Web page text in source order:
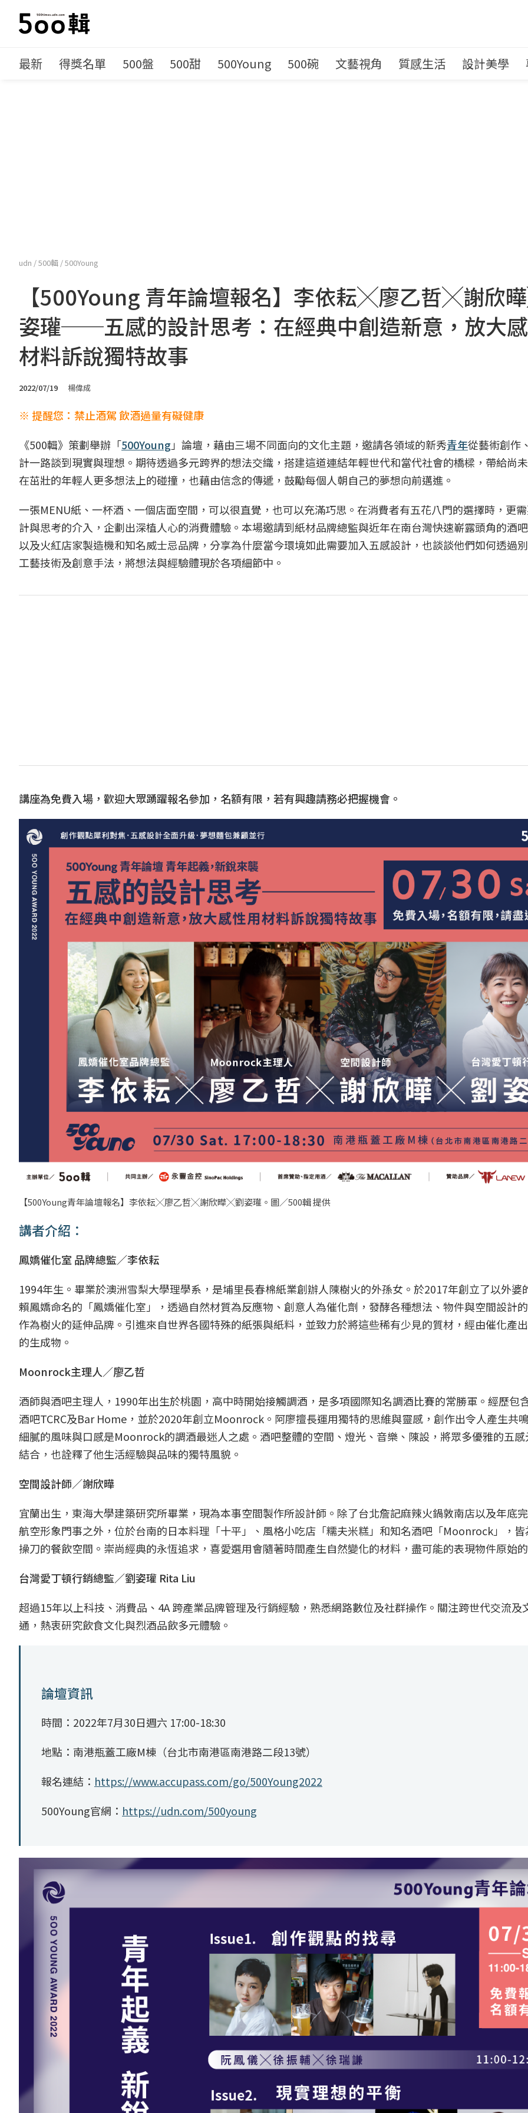
最新 得獎名單 500盤 500甜 500Young 500碗 文藝視角 質感生活 設計美學
udn /500輯 /500Young
【500Young 青年論壇報名】李依耘╳廖乙哲╳謝欣
姿瓘──五感的設計思考：在經典中創造新意，放大
材料訴說獨特故事
2022/07/19 楊偉成
※ 提醒您：禁止酒駕 飲酒過量有礙健康
《500輯》策劃舉辦「500Young」論壇，藉由三場不同面向的文化主題，邀請各領域的新秀青年從藝術創作
計一路談到現實與理想。期待透過多元跨界的想法交織，搭建這道連結年輕世代和當代社會的橋樑，帶給尚
在茁壯的年輕人更多想法上的碰撞，也藉由信念的傳遞，鼓勵每個人朝自己的夢想向前邁進。
一張MENU紙、一杯酒、一個店面空間，可以很直覺，也可以充滿巧思。在消費者有五花八門的選擇時，更
計與思考的介入，企劃出深植人心的消費體驗。本場邀請到紙材品牌總監與近年在南台灣快速嶄露頭角的酒
以及火紅店家製造機和知名威士忌品牌，分享為什麼當今環境如此需要加入五感設計，也談談他們如何透過
工藝技術及創意手法，將想法與經驗體現於各項細節中。
講座為免費入場，歡迎大眾踴躍報名參加，名額有限，若有興趣請務必把握機會。
【500Young青年論壇報名】李依耘╳廖乙哲╳謝欣曄╳劉姿瓘。圖／500輯 提供
講者介紹：
鳳嬌催化室 品牌總監／李依耘
1994年生。畢業於澳洲雪梨大學理學系，是埔里長春棉紙業創辦人陳樹火的外孫女。於2017年創立了以外婆
賴鳳嬌命名的「鳳嬌催化室」，透過自然材質為反應物、創意人為催化劑，發酵各種想法、物件與空間設計
作為樹火的延伸品牌。引進來自世界各國特殊的紙張與紙料，並致力於將這些稀有少見的質材，經由催化產
的生成物。
Moonrock主理人／廖乙哲
酒師與酒吧主理人，1990年出生於桃園，高中時開始接觸調酒，是多項國際知名調酒比賽的常勝軍。經歷包
酒吧TCRC及Bar Home，並於2020年創立Moonrock。阿廖擅長運用獨特的思維與靈感，創作出令人產生共
細膩的風味與口感是Moonrock的調酒最迷人之處。酒吧整體的空間、燈光、音樂、陳設，將眾多優雅的五
結合，也詮釋了他生活經驗與品味的獨特風貌。
空間設計師／謝欣曄
宜蘭出生，東海大學建築研究所畢業，現為本事空間製作所設計師。除了台北詹記麻辣火鍋敦南店以及年底
航空形象門事之外，位於台南的日本料理「十平」、風格小吃店「糯夫米糕」和知名酒吧「Moonrock」，
操刀的餐飲空間。崇尚經典的永恆追求，喜愛選用會隨著時間產生自然變化的材料，盡可能的表現物件原始
台灣愛丁頓行銷總監／劉姿瓘 Rita Liu
超過15年以上科技、消費品、4A 跨產業品牌管理及行銷經驗，熟悉網路數位及社群操作。關注跨世代交流及
通，熱衷研究飲食文化與烈酒品飲多元體驗。
論壇資訊
時間：2022年7月30日週六 17:00-18:30
地點：南港瓶蓋工廠M棟（台北市南港區南港路二段13號）
報名連結： https://www.accupass.com/go/500Young2022
500Young官網： https://udn.com/500young